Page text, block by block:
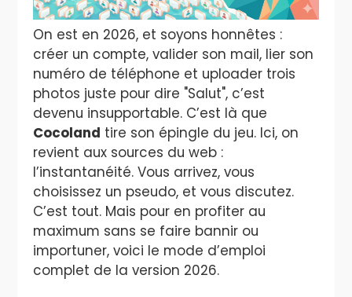
On est en 2026, et soyons honnêtes :
créer un compte, valider son mail, lier son
numéro de téléphone et uploader trois
photos juste pour dire "Salut", c’est
devenu insupportable. C’est là que
Cocoland tire son épingle du jeu. Ici, on
revient aux sources du web :
l’instantanéité. Vous arrivez, vous
choisissez un pseudo, et vous discutez.
C’est tout. Mais pour en profiter au
maximum sans se faire bannir ou
importuner, voici le mode d’emploi
complet de la version 2026.